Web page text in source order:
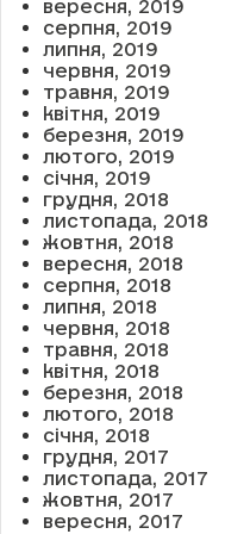
вересня, 2019
серпня, 2019
липня, 2019
червня, 2019
травня, 2019
квітня, 2019
березня, 2019
лютого, 2019
січня, 2019
грудня, 2018
листопада, 2018
жовтня, 2018
вересня, 2018
серпня, 2018
липня, 2018
червня, 2018
травня, 2018
квітня, 2018
березня, 2018
лютого, 2018
січня, 2018
грудня, 2017
листопада, 2017
жовтня, 2017
вересня, 2017